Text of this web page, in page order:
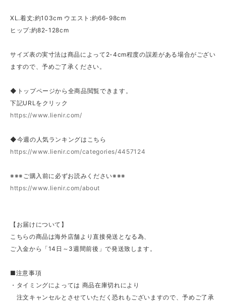
XL.着丈:約103cm ウエスト:約66-98cm
ヒップ:約82-128cm
サイズ表の実寸法は商品によって2-4cm程度の誤差がある場合がござい
ますので、予めご了承ください。
◆トップページから全商品閲覧できます。
下記URLをクリック
https://www.lienir.com/
◆今週の人気ランキングはこちら
https://www.lienir.com/categories/4457124
※※※ご購入前に必ずお読みください※※※
https://www.lienir.com/about
【お届けについて】
こちらの商品は海外店舗より直接発送となる為、
ご入金から「14日～3週間前後」で発送致します。
■注意事項
・タイミングによっては 商品在庫切れにより
注文キャンセルとさせていただく恐れもございますので、予めご了承